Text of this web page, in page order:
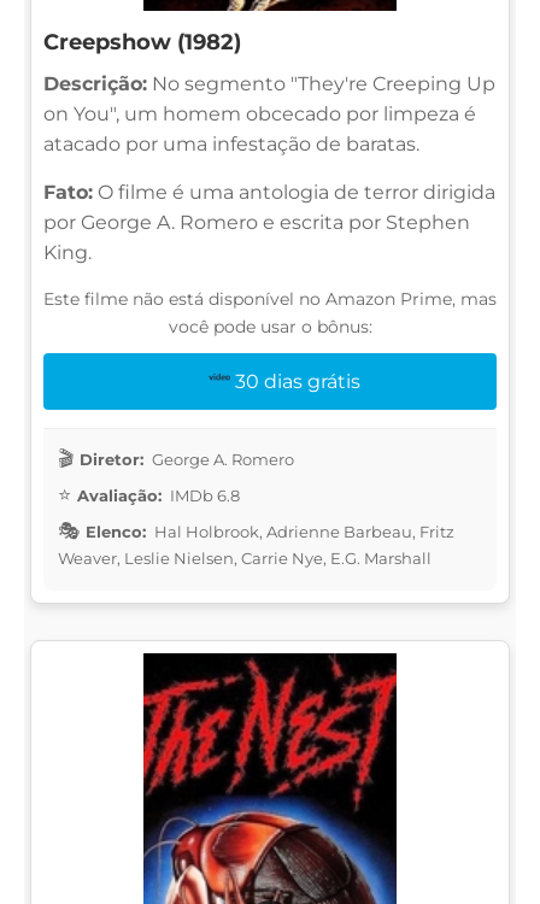
Creepshow (1982)
Descrição: No segmento "They're Creeping Up
on You", um homem obcecado por limpeza é
atacado por uma infestação de baratas.
Fato: O filme é uma antologia de terror dirigida
por George A. Romero e escrita por Stephen
King.
Este filme não está disponível no Amazon Prime, mas
você pode usar o bônus:
30 dias grátis
Diretor: George A. Romero
Avaliação: IMDb 6.8
Elenco: Hal Holbrook, Adrienne Barbeau, Fritz
Weaver, Leslie Nielsen, Carrie Nye, E.G. Marshall